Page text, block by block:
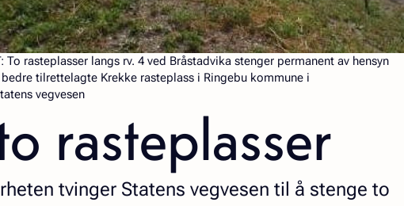
To rasteplasser langs rv. 4 ved Bråstadvika stenger permanent av hensyn
tilrettelagte Krekke rasteplass i Ringebu kommune i
vegvesen
rasteplasser
tvinger Statens vegvesen til å stenge to